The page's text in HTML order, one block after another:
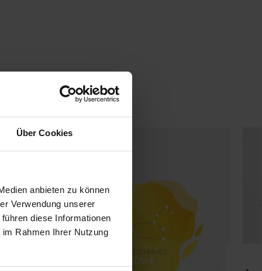
Über Cookies
anbieten zu können
Verwendung unserer
diese Informationen
Rahmen Ihrer Nutzung